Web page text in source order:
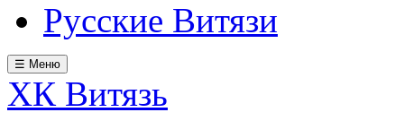
Русские Витязи
☰ Меню
ХК Витязь